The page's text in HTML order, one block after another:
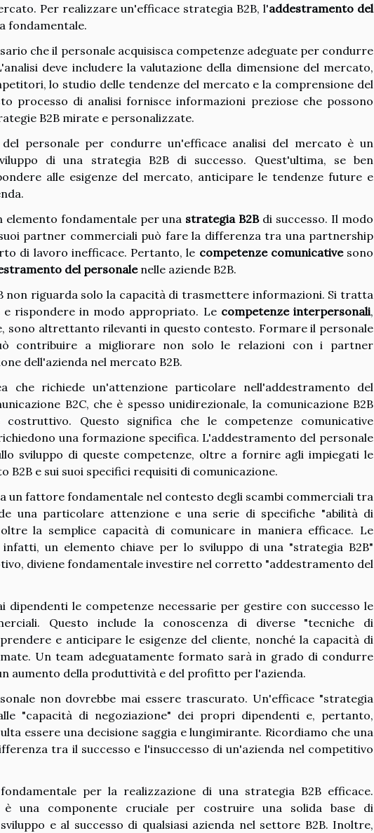
Per realizzare un'efficace strategia B2B, l'addestramento del
fondamentale.
che il personale acquisisca competenze adeguate per condurre
deve includere la valutazione della dimensione del mercato,
lo studio delle tendenze del mercato e la comprensione del
processo di analisi fornisce informazioni preziose che possono
B2B mirate e personalizzate.
personale per condurre un'efficace analisi del mercato è un
di una strategia B2B di successo. Quest'ultima, se ben
alle esigenze del mercato, anticipare le tendenze future e
elemento fondamentale per una strategia B2Bdi successo. Il modo
partner commerciali può fare la differenza tra una partnership
di lavoro inefficace. Pertanto, le competenze comunicativesono
del personalenelle aziende B2B.
non riguarda solo la capacità di trasmettere informazioni. Si tratta
rispondere in modo appropriato. Le competenze interpersonali,
sono altrettanto rilevanti in questo contesto. Formare il personale
contribuire a migliorare non solo le relazioni con i partner
dell'azienda nel mercato B2B.
che richiede un'attenzione particolare nell'addestramento del
B2C, che è spesso unidirezionale, la comunicazione B2B
Questo significa che le competenze comunicative
una formazione specifica. L'addestramento del personale
sviluppo di queste competenze, oltre a fornire agli impiegati le
B2B e sui suoi specifici requisiti di comunicazione.
un fattore fondamentale nel contesto degli scambi commerciali tra
una particolare attenzione e una serie di specifiche "abilità di
la semplice capacità di comunicare in maniera efficace. Le
un elemento chiave per lo sviluppo di una "strategia B2B"
diviene fondamentale investire nel corretto "addestramento del
le competenze necessarie per gestire con successo le
Questo include la conoscenza di diverse "tecniche di
e anticipare le esigenze del cliente, nonché la capacità di
Un team adeguatamente formato sarà in grado di condurre
aumento della produttività e del profitto per l'azienda.
non dovrebbe mai essere trascurato. Un'efficace "strategia
"capacità di negoziazione" dei propri dipendenti e, pertanto,
essere una decisione saggia e lungimirante. Ricordiamo che una
tra il successo e l'insuccesso di un'azienda nel competitivo
per la realizzazione di una strategia B2B efficace.
una componente cruciale per costruire una solida base di
e al successo di qualsiasi azienda nel settore B2B. Inoltre,